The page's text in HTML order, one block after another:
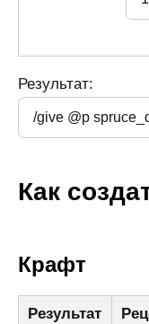
Результат:
Как
Крафт
Результат